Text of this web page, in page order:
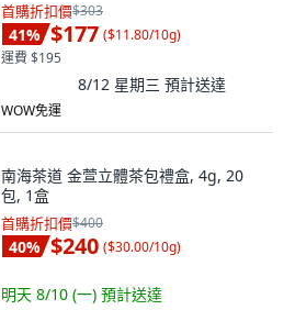
首購折扣價$303
41% $177 ($11.80/10g)
運費 $195
8/12 星期三 預計送達
WOW免運
南海茶道 金萱立體茶包禮盒, 4g, 20
包, 1盒
首購折扣價$400
40% $240 ($30.00/10g)
明天 8/10 (一) 預計送達